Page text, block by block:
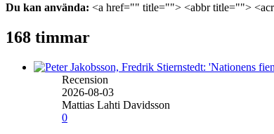
Du kan använda: <a href="" title=""> <abbr title="">
168 timmar
Recension
2026-08-03
Mattias Lahti Davidsson
0